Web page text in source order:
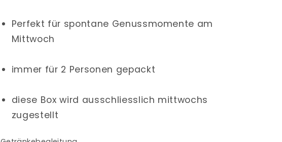
Perfekt für spontane Genussmomente am
Mittwoch
immer für 2 Personen gepackt
diese Box wird ausschliesslich mittwochs
zugestellt